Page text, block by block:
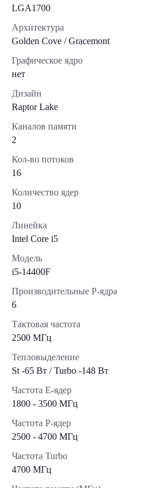
LGA1700
Архитектура
Golden Cove / Gracemont
Графическое ядро
нет
Дизайн
Raptor Lake
Каналов памяти
2
Кол-во потоков
16
Количество ядер
10
Линейка
Intel Core i5
Модель
i5-14400F
Производительные Р-ядра
6
Тактовая частота
2500 МГц
Тепловыделение
St -65 Вт / Turbo -148 Вт
Частота E-ядер
1800 - 3500 МГц
Частота P-ядер
2500 - 4700 МГц
Частота Turbo
4700 МГц